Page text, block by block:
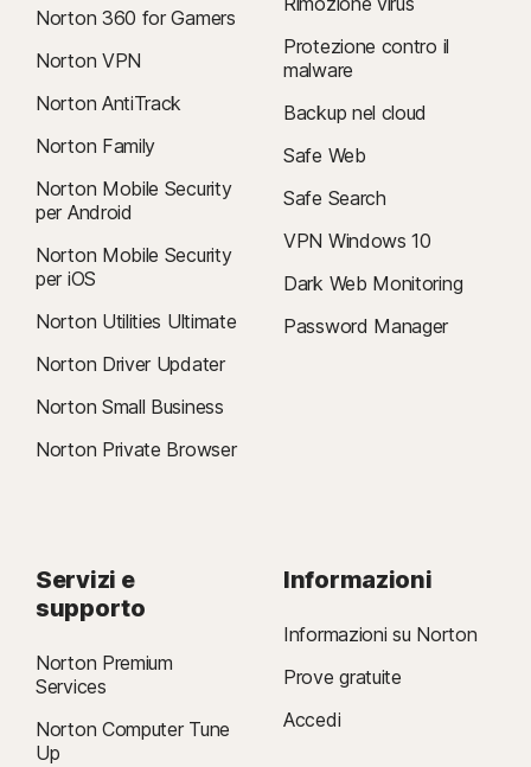
Norton 360 for Gamers
Norton VPN
Norton AntiTrack
Norton Family
Norton Mobile Security
per Android
Norton Mobile Security
per iOS
Norton Utilities Ultimate
Norton Driver Updater
Norton Small Business
Norton Private Browser
Protezione contro il
malware
Backup nel cloud
Safe Web
Safe Search
VPN Windows 10
Dark Web Monitoring
Password Manager
Servizi e
supporto
Norton Premium
Services
Norton Computer Tune
Up
Informazioni
Informazioni su Norton
Prove gratuite
Accedi